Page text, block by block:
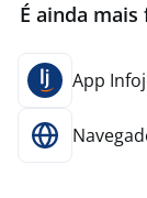
É ainda
App